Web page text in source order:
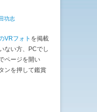
功志
VRフォト を掲載
ない方、PCでし
ページを開い
ンを押して鑑賞